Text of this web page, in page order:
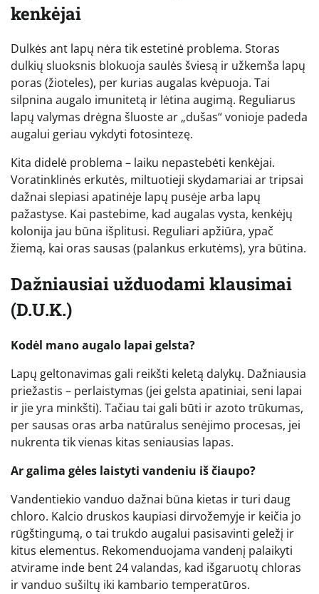
kenkėjai
Dulkės ant lapų nėra tik estetinė problema. Storas
dulkių sluoksnis blokuoja saulės šviesą ir užkemša lapų
poras (žioteles), per kurias augalas kvėpuoja. Tai
silpnina augalo imunitetą ir lėtina augimą. Reguliarus
lapų valymas drėgna šluoste ar „dušas“ vonioje padeda
augalui geriau vykdyti fotosintezę.
Kita didelė problema – laiku nepastebėti kenkėjai.
Voratinklinės erkutės, miltuotieji skydamariai ar tripsai
dažnai slepiasi apatinėje lapų pusėje arba lapų
pažastyse. Kai pastebime, kad augalas vysta, kenkėjų
kolonija jau būna išplitusi. Reguliari apžiūra, ypač
žiemą, kai oras sausas (palankus erkutėms), yra būtina.
Dažniausiai užduodami klausimai
(D.U.K.)
Kodėl mano augalo lapai gelsta?
Lapų geltonavimas gali reikšti keletą dalykų. Dažniausia
priežastis – perlaistymas (jei gelsta apatiniai, seni lapai
ir jie yra minkšti). Tačiau tai gali būti ir azoto trūkumas,
per sausas oras arba natūralus senėjimo procesas, jei
nukrenta tik vienas kitas seniausias lapas.
Ar galima gėles laistyti vandeniu iš čiaupo?
Vandentiekio vanduo dažnai būna kietas ir turi daug
chloro. Kalcio druskos kaupiasi dirvožemyje ir keičia jo
rūgštingumą, o tai trukdo augalui pasisavinti geležį ir
kitus elementus. Rekomenduojama vandenį palaikyti
atvirame inde bent 24 valandas, kad išgaruotų chloras
ir vanduo sušiltų iki kambario temperatūros.